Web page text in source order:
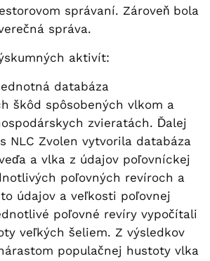
správaní. Zároveň bola
správa.
aktivít:
databáza
škôd spôsobených vlkom a
zvieratách. Ďalej
NLC Zvolen vytvorila databáza
a vlka z údajov poľovníckej
poľovných revíroch a
údajov a veľkosti poľovnej
poľovné revíry vypočítali
veľkých šeliem. Z výsledkov
populačnej hustoty vlka